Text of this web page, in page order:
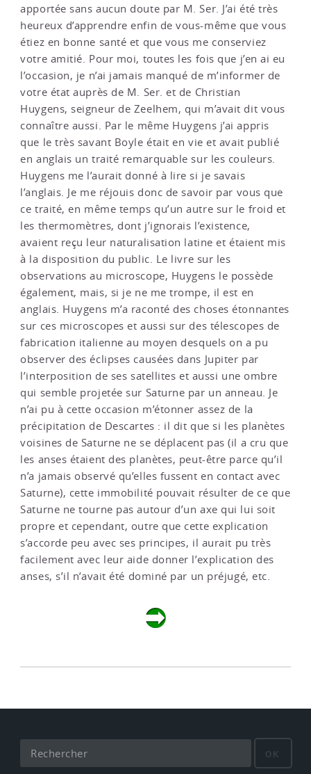
apportée sans aucun doute par M. Ser. J’ai été très
heureux d’apprendre enfin de vous-même que vous
étiez en bonne santé et que vous me conserviez
votre amitié. Pour moi, toutes les fois que j’en ai eu
l’occasion, je n’ai jamais manqué de m’informer de
votre état auprès de M. Ser. et de Christian
Huygens, seigneur de Zeelhem, qui m’avait dit vous
connaître aussi. Par le même Huygens j’ai appris
que le très savant Boyle était en vie et avait publié
en anglais un traité remarquable sur les couleurs.
Huygens me l’aurait donné à lire si je savais
l’anglais. Je me réjouis donc de savoir par vous que
ce traité, en même temps qu’un autre sur le froid et
les thermomètres, dont j’ignorais l’existence,
avaient reçu leur naturalisation latine et étaient mis
à la disposition du public. Le livre sur les
observations au microscope, Huygens le possède
également, mais, si je ne me trompe, il est en
anglais. Huygens m’a raconté des choses étonnantes
sur ces microscopes et aussi sur des télescopes de
fabrication italienne au moyen desquels on a pu
observer des éclipses causées dans Jupiter par
l’interposition de ses satellites et aussi une ombre
qui semble projetée sur Saturne par un anneau. Je
n’ai pu à cette occasion m’étonner assez de la
précipitation de Descartes : il dit que si les planètes
voisines de Saturne ne se déplacent pas (il a cru que
les anses étaient des planètes, peut-être parce qu’il
n’a jamais observé qu’elles fussent en contact avec
Saturne), cette immobilité pouvait résulter de ce que
Saturne ne tourne pas autour d’un axe qui lui soit
propre et cependant, outre que cette explication
s’accorde peu avec ses principes, il aurait pu très
facilement avec leur aide donner l’explication des
anses, s’il n’avait été dominé par un préjugé, etc.
OK